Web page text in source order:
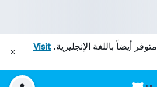
متوفر أيضاً باللغة الإنجليزية.Visit